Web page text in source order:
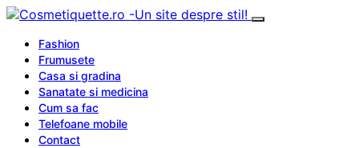
Fashion
Frumusete
Casa si gradina
Sanatate si medicina
Cum sa fac
Telefoane mobile
Contact